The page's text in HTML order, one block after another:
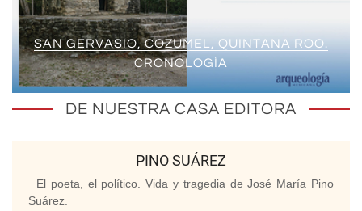
SAN GERVASIO, COZUMEL, QUINTANA ROO.
CRONOLOGÍA
DE NUESTRA CASA EDITORA
PINO SUÁREZ
El poeta, el político. Vida y tragedia de José María Pino
Suárez.